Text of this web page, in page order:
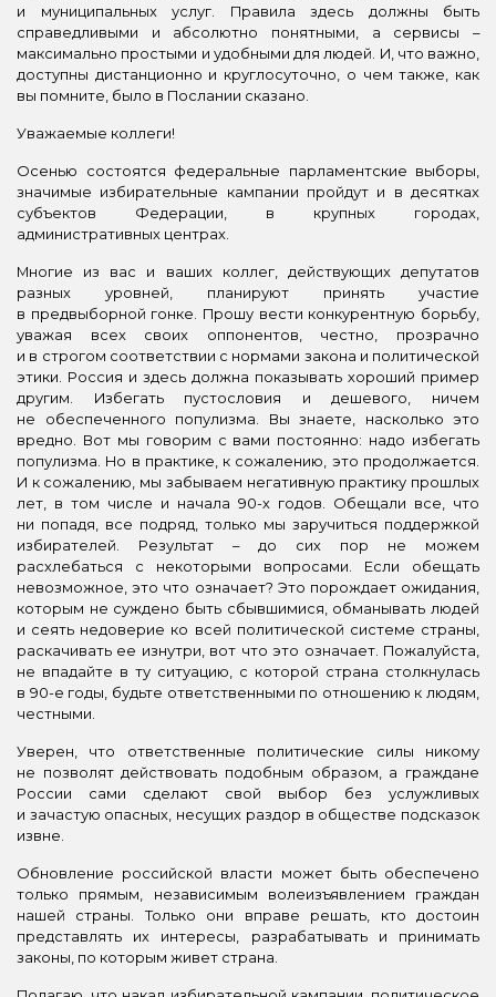
и муниципальных услуг. Правила здесь должны быть
справедливыми и абсолютно понятными, а сервисы –
максимально простыми и удобными для людей. И, что важно,
доступны дистанционно и круглосуточно, о чем также, как
вы помните, было в Послании сказано.
Уважаемые коллеги!
Осенью состоятся федеральные парламентские выборы,
значимые избирательные кампании пройдут и в десятках
субъектов Федерации, в крупных городах,
административных центрах.
Многие из вас и ваших коллег, действующих депутатов
разных уровней, планируют принять участие
в предвыборной гонке. Прошу вести конкурентную борьбу,
уважая всех своих оппонентов, честно, прозрачно
и в строгом соответствии с нормами закона и политической
этики. Россия и здесь должна показывать хороший пример
другим. Избегать пустословия и дешевого, ничем
не обеспеченного популизма. Вы знаете, насколько это
вредно. Вот мы говорим с вами постоянно: надо избегать
популизма. Но в практике, к сожалению, это продолжается.
И к сожалению, мы забываем негативную практику прошлых
лет, в том числе и начала 90-х годов. Обещали все, что
ни попадя, все подряд, только мы заручиться поддержкой
избирателей. Результат – до сих пор не можем
расхлебаться с некоторыми вопросами. Если обещать
невозможное, это что означает? Это порождает ожидания,
которым не суждено быть сбывшимися, обманывать людей
и сеять недоверие ко всей политической системе страны,
раскачивать ее изнутри, вот что это означает. Пожалуйста,
не впадайте в ту ситуацию, с которой страна столкнулась
в 90-е годы, будьте ответственными по отношению к людям,
честными.
Уверен, что ответственные политические силы никому
не позволят действовать подобным образом, а граждане
России сами сделают свой выбор без услужливых
и зачастую опасных, несущих раздор в обществе подсказок
извне.
Обновление российской власти может быть обеспечено
только прямым, независимым волеизъявлением граждан
нашей страны. Только они вправе решать, кто достоин
представлять их интересы, разрабатывать и принимать
законы, по которым живет страна.